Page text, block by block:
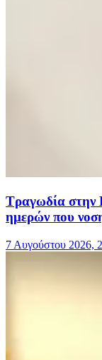
Τραγωδία στην
ημερών που
7 Αυγούστου 2026,